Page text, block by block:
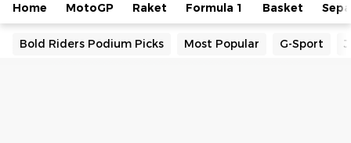
Home MotoGP Raket Formula 1 Basket
Bold Riders Podium Picks Most Popular G-Sport